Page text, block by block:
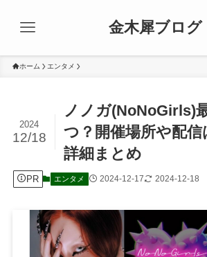
金木犀ブログ
ホーム エンタメ
ノノガ(NoNoGirls)
つ？開催場所や配信
詳細まとめ
2024
12/18
PR エンタメ 2024-12-17 2024-12-18